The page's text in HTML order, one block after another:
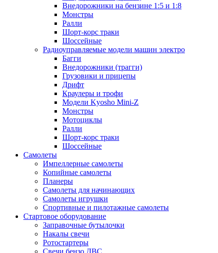
Внедорожники на бензине 1:5 и 1:8
Монстры
Ралли
Шорт-корс траки
Шоссейные
Радиоуправляемые модели машин электро
Багги
Внедорожники (трагги)
Грузовики и прицепы
Дрифт
Краулеры и трофи
Модели Kyosho Mini-Z
Монстры
Мотоциклы
Ралли
Шорт-корс траки
Шоссейные
Самолеты
Импеллерные самолеты
Копийные самолеты
Планеры
Самолеты для начинающих
Самолеты игрушки
Спортивные и пилотажные самолеты
Стартовое оборудование
Заправочные бутылочки
Накалы свечи
Ротостартеры
Свечи бензо ДВС